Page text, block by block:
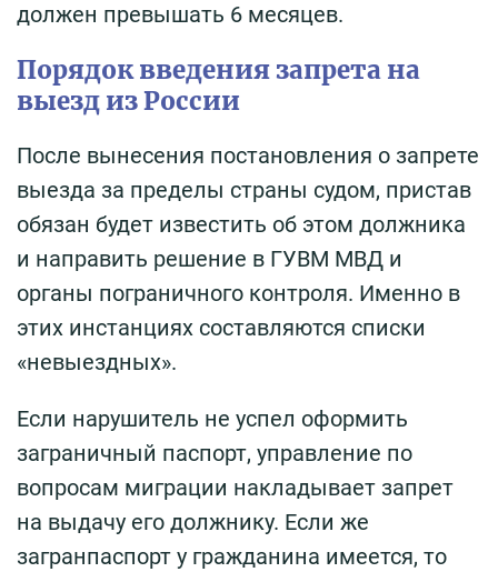
должен превышать 6 месяцев.
Порядок введения запрета на
выезд из России
После вынесения постановления о запрете
выезда за пределы страны судом, пристав
обязан будет известить об этом должника
и направить решение в ГУВМ МВД и
органы пограничного контроля. Именно в
этих инстанциях составляются списки
«невыездных».
Если нарушитель не успел оформить
заграничный паспорт, управление по
вопросам миграции накладывает запрет
на выдачу его должнику. Если же
загранпаспорт у гражданина имеется, то